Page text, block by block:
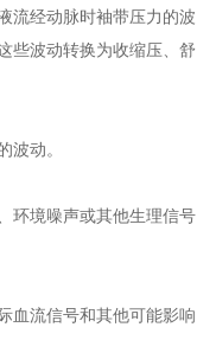
流经动脉时袖带压力的波
些波动转换为收缩压、舒
波动。
环境噪声或其他生理信号
血流信号和其他可能影响